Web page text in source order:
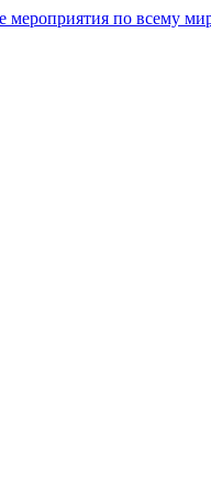
мероприятия по всему